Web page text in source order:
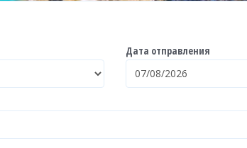
Дата отправления